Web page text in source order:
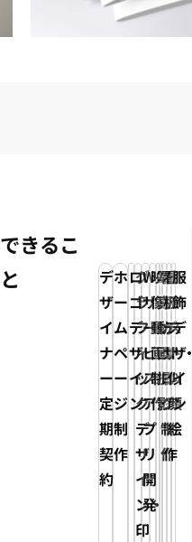
できるこ
と
デ
ザ
イ
ナ
ー
定
期
契
約
グ
ラ
フ
ィ
ッ
ク
デ
ザ
イ
ン・
印
ロ
ゴ
デ
ザ
イ
ン
ホ
ー
ム
ペ
ー
ジ
制
作
Web
サ
ー
ビ
ス・
ア
プ
リ
開
発
映
像・
動
画
制
作
写
真・
動
画
撮
影
電
子
カ
タ
ロ
グ
制
作
看
板
デ
ザ
イ
ン
制
作
イ
ラ
ス
ト・
似
顔
絵
服
飾
デ
ザ
イ
ン